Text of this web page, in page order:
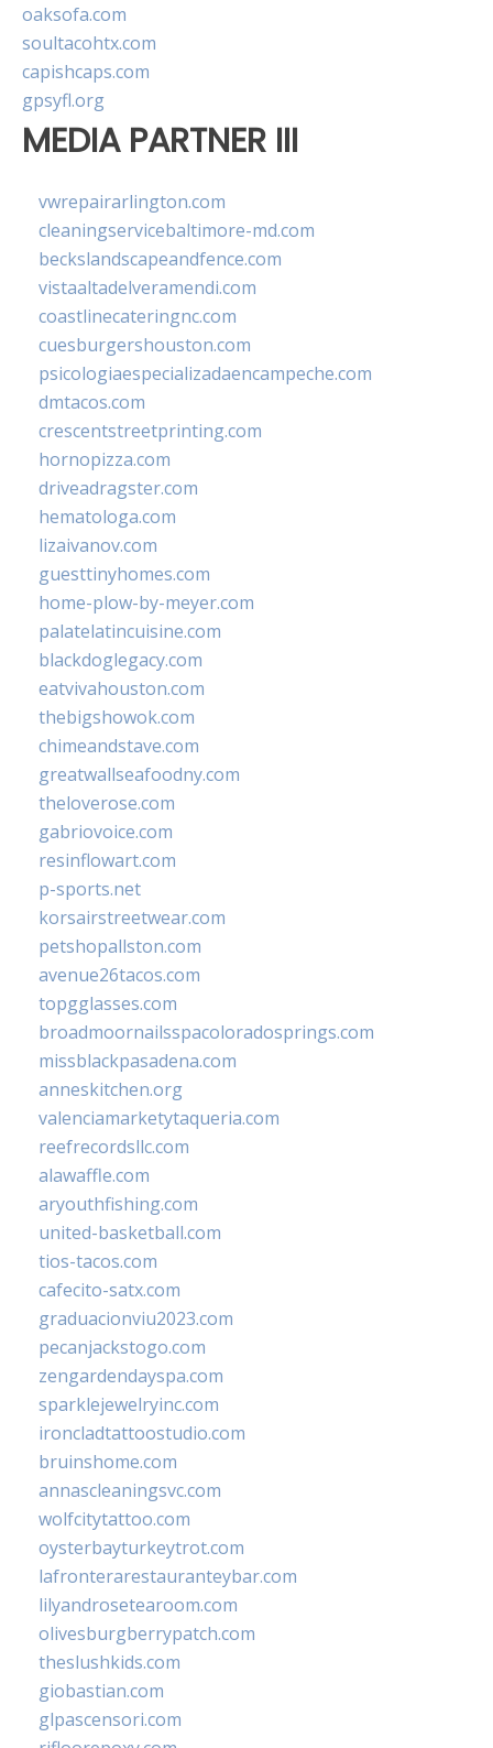
oaksofa.com
soultacohtx.com
capishcaps.com
gpsyfl.org
MEDIA PARTNER III
vwrepairarlington.com
cleaningservicebaltimore-md.com
beckslandscapeandfence.com
vistaaltadelveramendi.com
coastlinecateringnc.com
cuesburgershouston.com
psicologiaespecializadaencampeche.com
dmtacos.com
crescentstreetprinting.com
hornopizza.com
driveadragster.com
hematologa.com
lizaivanov.com
guesttinyhomes.com
home-plow-by-meyer.com
palatelatincuisine.com
blackdoglegacy.com
eatvivahouston.com
thebigshowok.com
chimeandstave.com
greatwallseafoodny.com
theloverose.com
gabriovoice.com
resinflowart.com
p-sports.net
korsairstreetwear.com
petshopallston.com
avenue26tacos.com
topgglasses.com
broadmoornailsspacoloradosprings.com
missblackpasadena.com
anneskitchen.org
valenciamarketytaqueria.com
reefrecordsllc.com
alawaffle.com
aryouthfishing.com
united-basketball.com
tios-tacos.com
cafecito-satx.com
graduacionviu2023.com
pecanjackstogo.com
zengardendayspa.com
sparklejewelryinc.com
ironcladtattoostudio.com
bruinshome.com
annascleaningsvc.com
wolfcitytattoo.com
oysterbayturkeytrot.com
lafronterarestauranteybar.com
lilyandrosetearoom.com
olivesburgberrypatch.com
theslushkids.com
giobastian.com
glpascensori.com